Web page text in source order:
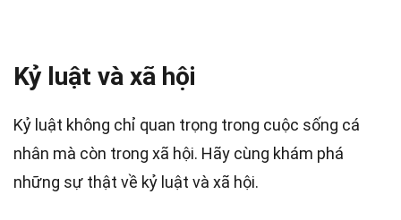
Kỷ luật và xã hội
Kỷ luật không chỉ quan trọng trong cuộc sống cá
nhân mà còn trong xã hội. Hãy cùng khám phá
những sự thật về kỷ luật và xã hội.